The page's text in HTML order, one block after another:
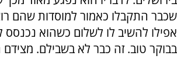
שכבר התקבלו כאמור למוסדות שהם
אפילו להשיב לו לשלום כשהוא נכנסס
בבוקר טוב. זה כבר לא בשבילם.